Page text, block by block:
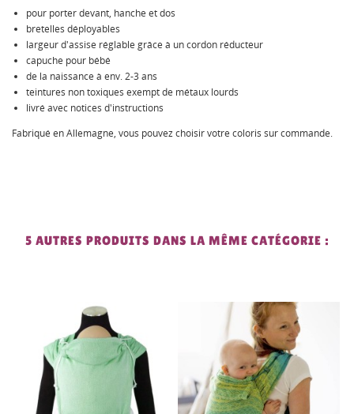
pour porter devant, hanche et dos
bretelles déployables
largeur d'assise réglable grâce à un cordon réducteur
capuche pour bébé
de la naissance à env. 2-3 ans
teintures non toxiques exempt de métaux lourds
livré avec notices d'instructions
Fabriqué en Allemagne, vous pouvez choisir votre coloris sur commande.
5 AUTRES PRODUITS DANS LA MÊME CATÉGORIE :